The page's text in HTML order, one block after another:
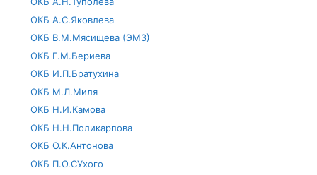
ОКБ А.С.Яковлева
ОКБ В.М.Мясищева (ЭМЗ)
ОКБ Г.М.Бериева
ОКБ И.П.Братухина
ОКБ М.Л.Миля
ОКБ Н.И.Камова
ОКБ Н.Н.Поликарпова
ОКБ О.К.Антонова
ОКБ П.О.СУхого